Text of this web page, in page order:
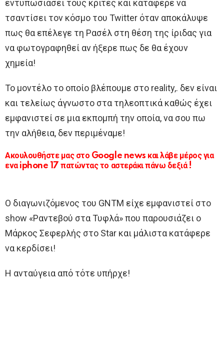
εντυπωσιάσει τους κριτές και κατάφερε να
τσαντίσει τον κόσμο του Twitter όταν αποκάλυψε
πως θα επέλεγε τη Ρασέλ στη θέση της ίριδας για
να φωτογραφηθεί αν ήξερε πως δε θα έχουν
χημεία!
Το μοντέλο το οποίο βλέπουμε στο reality,. δεν είναι
και τελείως άγνωστο στα τηλεοπτικά καθώς έχει
εμφανιστεί σε μια εκπομπή την οποία, να σου πω
την αλήθεια, δεν περιμέναμε!
Ακουλουθήστε μας στο Google news και λάβε μέρος για
ενα iphone 17 πατώντας το αστεράκι πάνω δεξιά !
Ο διαγωνιζόμενος του GNTM είχε εμφανιστεί στο
show «Ραντεβού στα Τυφλά» που παρουσιάζει ο
Μάρκος Σεφερλής στο Star και μάλιστα κατάφερε
να κερδίσει!
Η ανταύγεια από τότε υπήρχε!